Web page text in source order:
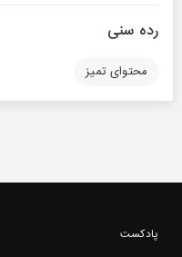
رده سنی
محتوای تمیز
پادکست